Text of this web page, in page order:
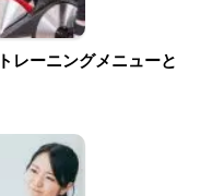
レーニングメニューと